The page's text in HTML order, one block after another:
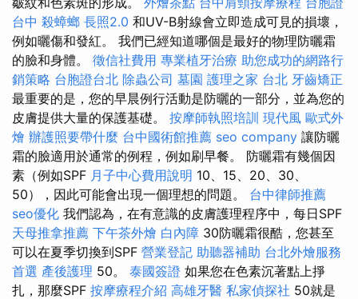
台中 殺蟑螂 長照2.0 和UV-B射線會立即造成可見的損壞，
例如曬傷和發紅。 我們已經知道哪個是最好的物理防曬霜
的臉和身體。 徵信社費用 專業植牙治療 助您成功的網路行
銷策略 台胞證台北 除蟲公司 墓園 護理之家 台北 牙齒矯正
最重要的是，您的早晨例行活動是防曬的一部分，並為您的
皮膚提供大量的保護基礎。 按摩師執照培訓 現代風 歐式外
燴 辦護照要帶什麼 台中國術館推薦 seo company 讓防曬
霜的臉適用於通常的例程，例如刷早餐。 防曬霜有幾個因
素（例如SPF 月子中心費用說明 10、15、20、30、
50），因此可能會出現一個理想的問題。 台中律師推薦
seo優化 我們認為，在有意識的皮膚護理程序中，每日SPF
天母推拿推薦 下午茶外燴 白內障 30防曬霜很酷，您甚至
可以在夏季切換到SPF 營業登記 助聽器補助 台北外燴服務
首選 產後護理 50。 泰國簽證 如果您在色素沉著點上掙
扎，那麼SPF 按摩療程介紹 高雄牙醫 私家偵探社 50就是